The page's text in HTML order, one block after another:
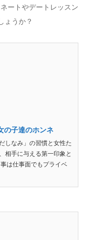
ートやデートレッスン
ょうか？
の子達のホンネ
しなみ」の習慣と女性た
相手に与える第一印象と
は仕事面でもプライベ